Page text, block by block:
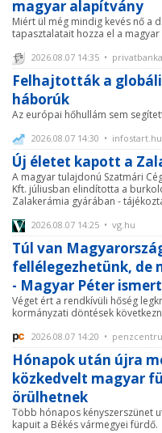
magyar alapítvány
Miért ül még mindig kevés nő a
tapasztalatait hozza el a
2026.08.07 14:35 •
Felhajtották a
háborúk
Az európai hőhullám sem
2026.08.07 14:30 • infostart.hu
Új életet kapott a
A magyar tulajdonú Szatmári
Kft. júliusban elindította a
Zalakerámia gyárában -
2026.08.07 14:25 • vg.hu
Túl van
fellélegezhetünk, de
- Magyar Péter
Véget ért a rendkívüli hőség
kormányzati döntések
2026.08.07 14:20 •
Hónapok után újra
közkedvelt magyar
örülhetnek
Több hónapos kényszerszünet
kapuit a Békés vármegyei fürdő.